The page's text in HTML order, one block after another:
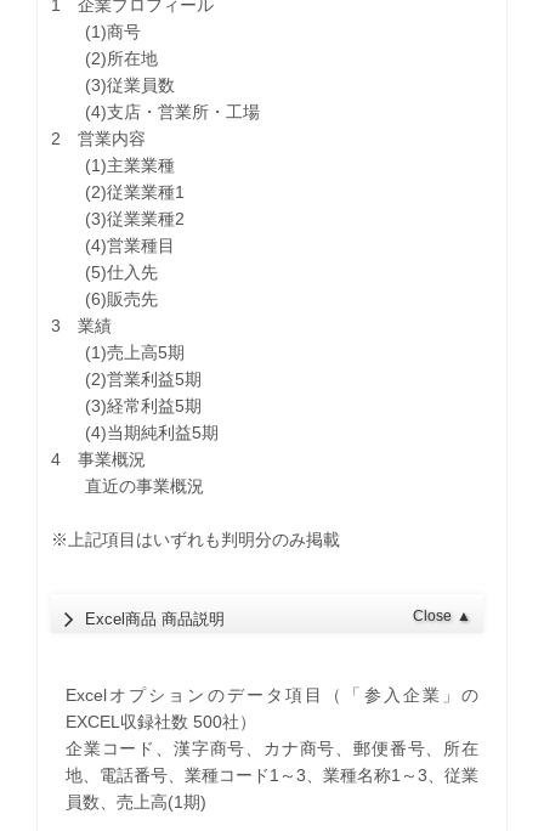
1 企業プロフィール
(1)商号
(2)所在地
(3)従業員数
(4)支店・営業所・工場
2 営業内容
(1)主業業種
(2)従業業種1
(3)従業業種2
(4)営業種目
(5)仕入先
(6)販売先
3 業績
(1)売上高5期
(2)営業利益5期
(3)経常利益5期
(4)当期純利益5期
4 事業概況
直近の事業概況
※上記項目はいずれも判明分のみ掲載
Excel商品 商品説明 Close ▲
Excelオプションのデータ項目（「参入企業」の
EXCEL収録社数 500社）
企業コード、漢字商号、カナ商号、郵便番号、所在
地、電話番号、業種コード1～3、業種名称1～3、従業
員数、売上高(1期)